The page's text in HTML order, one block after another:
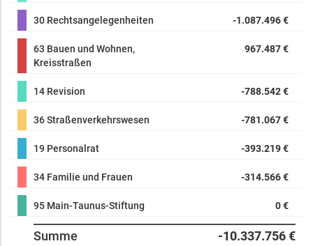
30 Rechtsangelegenheiten -1.087.496 €
63 Bauen und Wohnen,
Kreisstraßen
967.487 €
14 Revision -788.542 €
36 Straßenverkehrswesen -781.067 €
19 Personalrat -393.219 €
34 Familie und Frauen -314.566 €
95 Main-Taunus-Stiftung 0 €
Summe -10.337.756 €